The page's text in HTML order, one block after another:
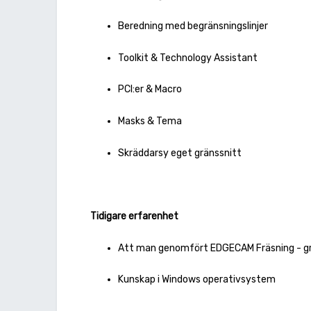
Beredning med begränsningslinjer
Toolkit & Technology Assistant
PCI:er & Macro
Masks & Tema
Skräddarsy eget gränssnitt
Tidigare erfarenhet
Att man genomfört EDGECAM Fräsning -
Kunskap i Windows operativsystem